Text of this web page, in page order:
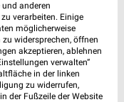
36 km
Fr. 14.08.
und anderen
verarbeiten. Einige
möglicherweise
widersprechen, öffnen
akzeptieren, ablehnen
verwalten“
in der linken
zu widerrufen,
der Fußzeile der Website